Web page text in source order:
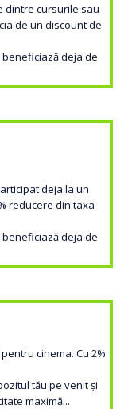
dintre cursurile sau
de un discount de
deja de
deja la un
reducere din taxa
deja de
cinema. Cu 2%
tău pe venit și
maximă...